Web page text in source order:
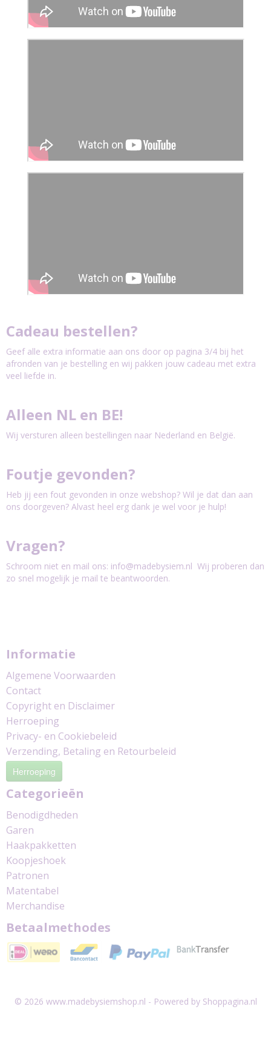
Cadeau bestellen?
Geef alle extra informatie aan ons door op pagina 3/4 bij het
afronden van je bestelling en wij pakken jouw cadeau met extra
veel liefde in.
Alleen NL en BE!
Wij versturen alleen bestellingen naar Nederland en België.
Foutje gevonden?
Heb jij een fout gevonden in onze webshop? Wil je dat dan aan
ons doorgeven? Alvast heel erg dank je wel voor je hulp!
Vragen?
Schroom niet en mail ons: info@madebysiem.nl Wij proberen dan
zo snel mogelijk je mail te beantwoorden.
Informatie
Algemene Voorwaarden
Contact
Copyright en Disclaimer
Herroeping
Privacy- en Cookiebeleid
Verzending, Betaling en Retourbeleid
Herroeping
Categorieën
Benodigdheden
Garen
Haakpakketten
Koopjeshoek
Patronen
Matentabel
Merchandise
Betaalmethodes
© 2026 www.madebysiemshop.nl - Powered by Shoppagina.nl